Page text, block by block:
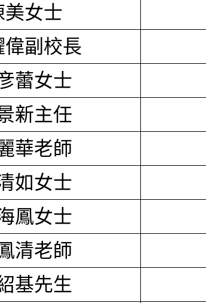
美女士
偉副校長
蕾女士
新主任
華老師
如女士
鳳女士
清老師
基先生